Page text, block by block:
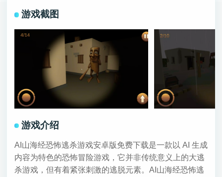
游戏截图
游戏介绍
AI山海经恐怖逃杀游戏安卓版免费下载是一款以 AI 生成
内容为特色的恐怖冒险游戏，它并非传统意义上的大逃
杀游戏，但有着紧张刺激的逃脱元素。AI山海经恐怖逃